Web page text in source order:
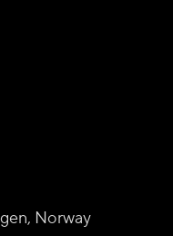
Norway